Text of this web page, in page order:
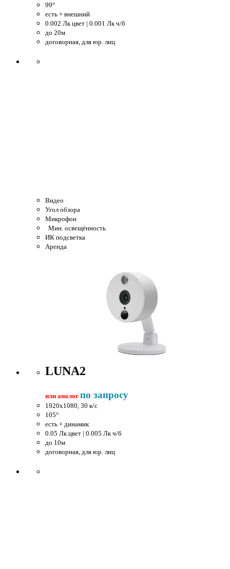
99°
есть + внешний
0.002 Лк цвет | 0.001 Лк ч/б
до 20м
договорная, для юр. лиц
Видео
Угол обзора
Микрофон
Мин. освещённость
ИК подсветка
Аренда
LUNA2
или аналог по запросу
1920x1080, 30 к/c
105°
есть + динамик
0.05 Лк цвет | 0.005 Лк ч/б
до 10м
договорная, для юр. лиц